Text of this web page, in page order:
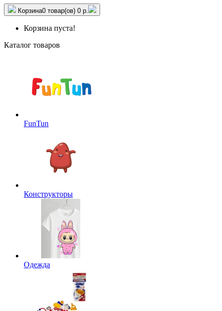
Корзина0 товар(ов) 0 р.
Корзина пуста!
Каталог товаров
FunTun
Конструкторы
Одежда